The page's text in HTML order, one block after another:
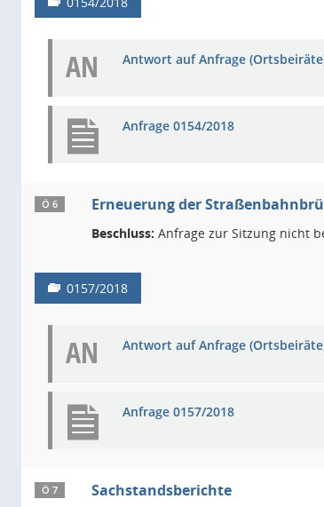
AN Antwort auf Anfrage
Anfrage 0154/2018
Ö 6 Erneuerung der
Beschluss: Anfrage zur Sitzung nicht
0157/2018
AN Antwort auf Anfrage
Anfrage 0157/2018
Ö 7 Sachstandsberichte